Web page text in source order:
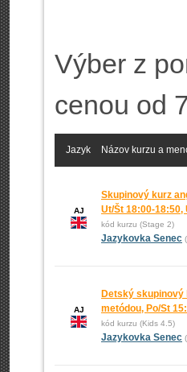
Výber z
cenou od
Jazyk Názov kurzu a
AJ
Skupinový kurz
Ut/Št 18:00-
kód kurzu (Stage 2)
Jazykovka Senec
AJ
Detský
metódou, Po/St
kód kurzu (Kids 4.5)
Jazykovka Senec